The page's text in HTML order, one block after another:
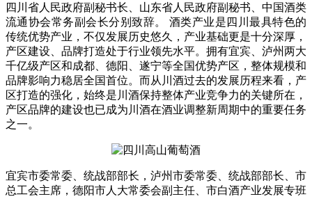
四川省人民政府副秘书长、山东省人民政府副秘书、中国酒类
流通协会常务副会长分别致辞。 酒类产业是四川最具特色的
传统优势产业，不仅发展历史悠久，产业基础更是十分深厚，
产区建设、品牌打造处于行业领先水平。拥有宜宾、泸州两大
千亿级产区和成都、德阳、遂宁等全国优势产区，整体规模和
品牌影响力稳居全国首位。而从川酒过去的发展历程来看，产
区打造的强化，始终是川酒保持整体产业竞争力的关键所在，
产区品牌的建设也已成为川酒在酒业调整新周期中的重要任务
之一。
宜宾市委常委、统战部部长，泸州市委常委、统战部部长、市
总工会主席，德阳市人大常委会副主任、市白酒产业发展专班